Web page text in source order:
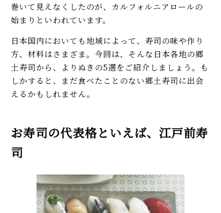
巻いて見えなくしたのが、カルフォルニアロールの
始まりといわれています。
日本国内においても地域によって、寿司の味や作り
方、材料はさまざま。今回は、そんな日本各地の郷
土寿司から、よりぬきの5選をご紹介しましょう。も
しかすると、まだ食べたことのない郷土寿司に出会
えるかもしれません。
お寿司の代表格といえば、江戸前寿
司